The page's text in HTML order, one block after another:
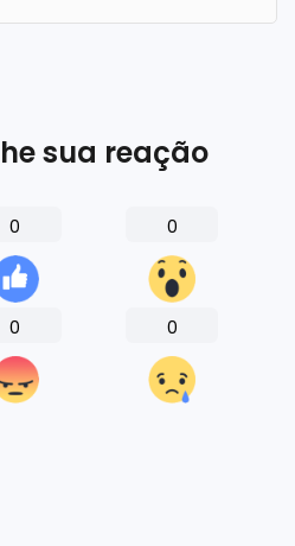
sua reação
0 0
0 0